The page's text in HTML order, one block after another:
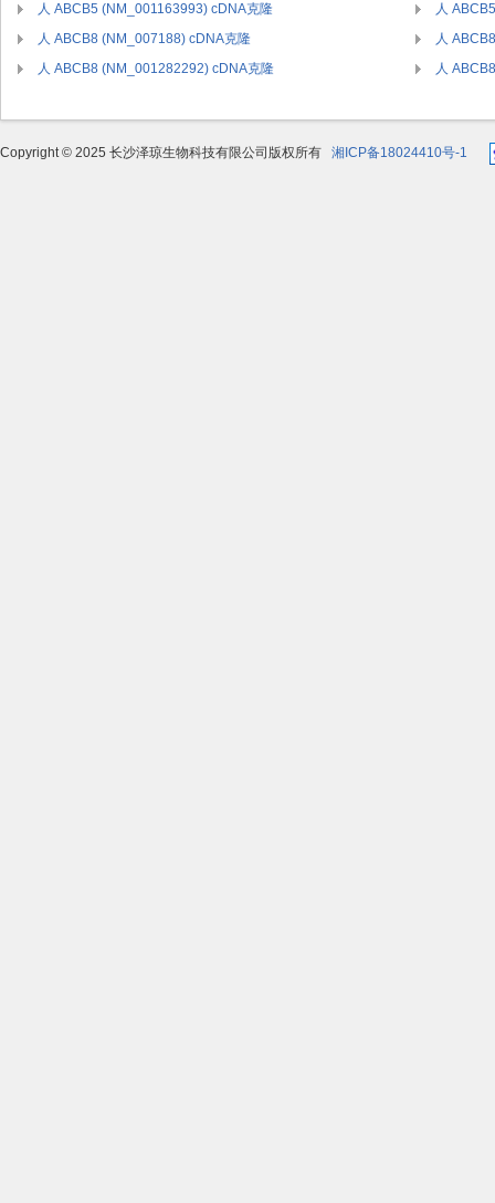
人 ABCB5 (NM_001163993) cDNA克隆
人
人 ABCB8 (NM_007188) cDNA克隆
人
人 ABCB8 (NM_001282292) cDNA克隆
人
Copyright © 2025 长沙泽琼生物科技有限公司版权所有 湘ICP备18024410号-1